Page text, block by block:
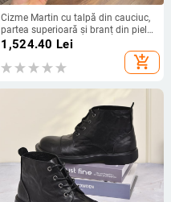
Cizme Martin cu talpă din cauciuc,
partea superioară și branț din piele
de vită primară, design elevat
1,524.40 Lei
add_shopping_cart